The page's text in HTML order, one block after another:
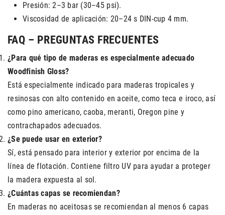
Presión: 2–3 bar (30–45 psi).
Viscosidad de aplicación: 20–24 s DIN-cup 4 mm.
FAQ – PREGUNTAS FRECUENTES
¿Para qué tipo de maderas es especialmente adecuado
Woodfinish Gloss?
Está especialmente indicado para maderas tropicales y
resinosas con alto contenido en aceite, como teca e iroco, así
como pino americano, caoba, meranti, Oregon pine y
contrachapados adecuados.
¿Se puede usar en exterior?
Sí, está pensado para interior y exterior por encima de la
línea de flotación. Contiene filtro UV para ayudar a proteger
la madera expuesta al sol.
¿Cuántas capas se recomiendan?
En maderas no aceitosas se recomiendan al menos 6 capas